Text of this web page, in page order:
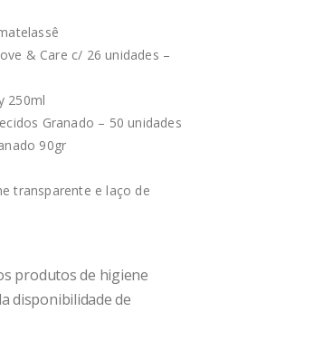
& Care c/ 26 unidades –
250ml
Granado – 50 unidades
90gr
transparente e laço de
produtos de higiene
disponibilidade de